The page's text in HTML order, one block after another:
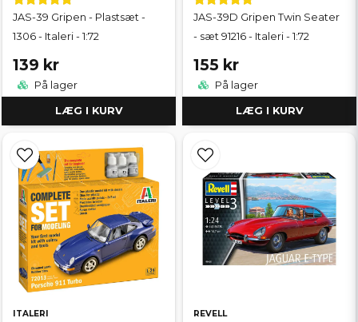
JAS-39 Gripen - Plastsæt -
1306 - Italeri - 1:72
139 kr
På lager
LÆG I KURV
JAS-39D Gripen Twin Seater
- sæt 91216 - Italeri - 1:72
155 kr
På lager
LÆG I KURV
ITALERI REVELL